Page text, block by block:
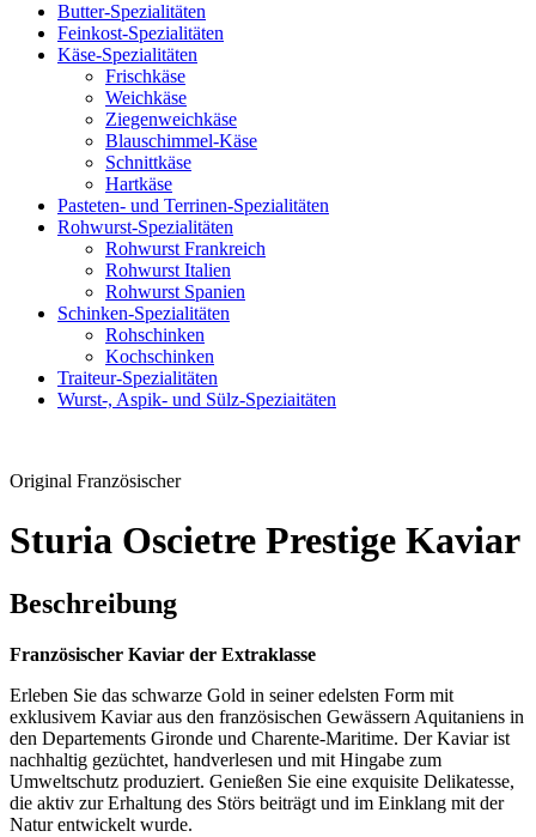
Butter-Spezialitäten
Feinkost-Spezialitäten
Käse-Spezialitäten
Frischkäse
Weichkäse
Ziegenweichkäse
Blauschimmel-Käse
Schnittkäse
Hartkäse
Pasteten- und Terrinen-Spezialitäten
Rohwurst-Spezialitäten
Rohwurst Frankreich
Rohwurst Italien
Rohwurst Spanien
Schinken-Spezialitäten
Rohschinken
Kochschinken
Traiteur-Spezialitäten
Wurst-, Aspik- und Sülz-Speziaitäten
Original Französischer
Sturia Oscietre Prestige Kaviar
Beschreibung
Französischer Kaviar der Extraklasse
Erleben Sie das schwarze Gold in seiner edelsten Form mit
exklusivem Kaviar aus den französischen Gewässern Aquitaniens in
den Departements Gironde und Charente-Maritime. Der Kaviar ist
nachhaltig gezüchtet, handverlesen und mit Hingabe zum
Umweltschutz produziert. Genießen Sie eine exquisite Delikatesse,
die aktiv zur Erhaltung des Störs beiträgt und im Einklang mit der
Natur entwickelt wurde.